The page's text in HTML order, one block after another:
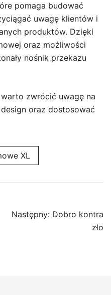
pomaga budować
uwagę klientów i
produktów. Dzięki
oraz możliwości
nośnik przekazu
zwrócić uwagę na
oraz dostosować
XL
Następny: Dobro kontra
zło